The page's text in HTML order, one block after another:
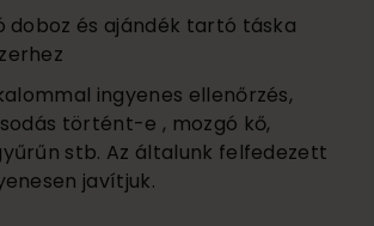
doboz és ajándék tartó táska
ingyenes ellenőrzés,
történt-e , mozgó kő,
stb. Az általunk felfedezett
javítjuk.